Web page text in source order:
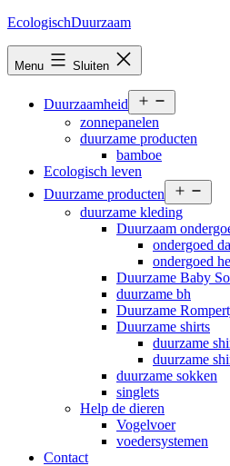
Ga
inhoud
EcologischDuurzaam
Menu Sluiten
Duurzaamheid
menu
zonnepanelen
duurzame producten
bamboe
Ecologisch leven
Duurzame producten
menu
duurzame kleding
Duurzaam
ondergoed
ondergoed
Duurzame Baby
duurzame bh
Duurzame
Duurzame shirts
duurzame
duurzame
duurzame sokken
singlets
Help de dieren
Vogelvoer
voedersystemen
Contact